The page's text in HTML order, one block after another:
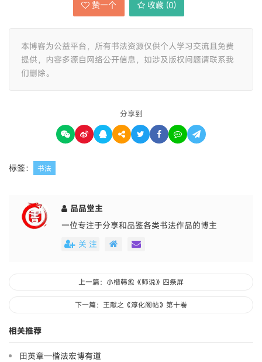
赞一个 收藏 (0)
本博客为公益平台，所有书法资源仅供个人学习交流且免费
提供，内容多源自网络公开信息，如涉及版权问题请联系我
们删除。
分享到
标签： 书法
品品堂主
一位专注于分享和品鉴各类书法作品的博主
关 注
上一篇：小楷韩愈《师说》四条屏
下一篇：王献之《淳化阁帖》第十卷
相关推荐
田英章—楷法宏博有道